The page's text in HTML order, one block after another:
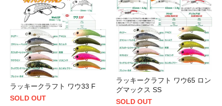
ラッキークラフト ワウ33 F
SOLD OUT
ラッキークラフト ワウ65 ロン
グマックス SS
SOLD OUT